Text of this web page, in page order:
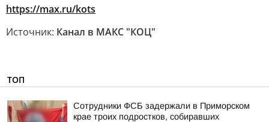
https://max.ru/kots
Источник: Канал в МАКС "КОЦ"
ТОП
Сотрудники ФСБ задержали в Приморском
крае троих подростков, собиравших